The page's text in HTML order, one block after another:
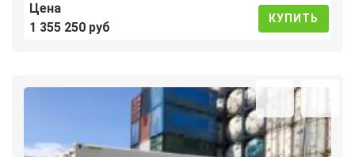
Цена
1 355 250 руб
КУПИТЬ